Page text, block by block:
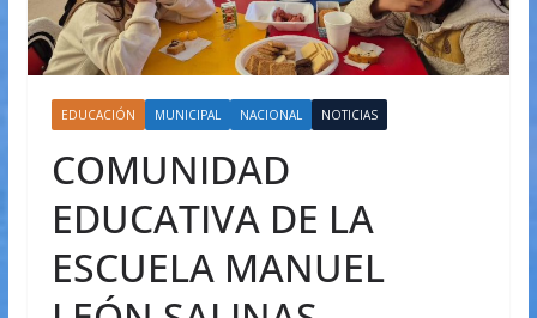
EDUCACIÓN MUNICIPAL NACIONAL NOTICIAS
COMUNIDAD
EDUCATIVA DE LA
ESCUELA MANUEL